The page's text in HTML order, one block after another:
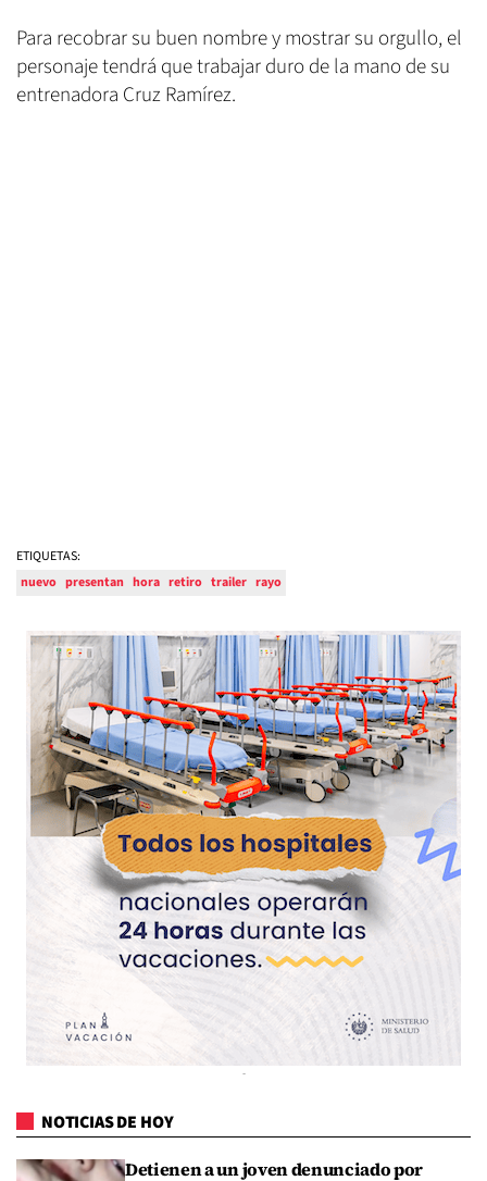
Para recobrar su buen nombre y mostrar su orgullo, el
personaje tendrá que trabajar duro de la mano de su
entrenadora Cruz Ramírez.
ETIQUETAS:
nuevo presentan hora retiro trailer rayo
NOTICIAS DE HOY
Detienen a un joven denunciado por